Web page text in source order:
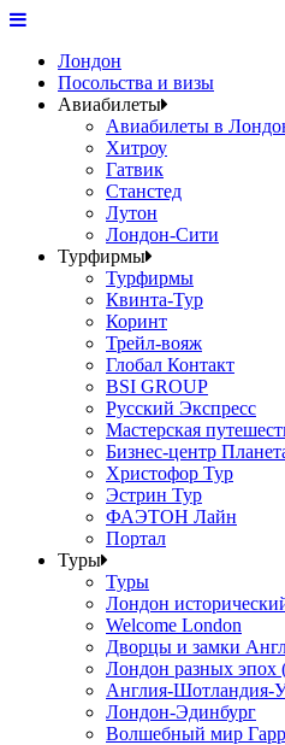
Лондон
Посольства и визы
Авиабилеты
Авиабилеты в
Хитроу
Гатвик
Станстед
Лутон
Лондон-Сити
Турфирмы
Турфирмы
Квинта-Тур
Коринт
Трейл-вояж
Глобал Контакт
BSI GROUP
Русский Экспресс
Мастерская
Бизнес-центр
Христофор Тур
Эстрин Тур
ФАЭТОН Лайн
Портал
Туры
Туры
Лондон
Welcome London
Дворцы и замки
Лондон разных эпох
Англия-Шотландия-
Лондон-Эдинбург
Волшебный мир